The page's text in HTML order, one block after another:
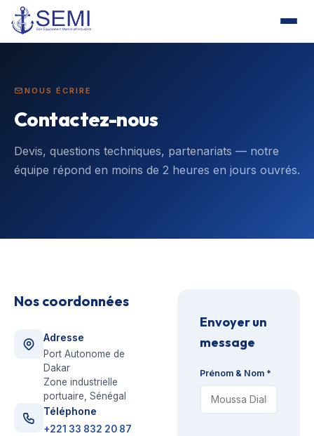
NOUS ÉCRIRE
Contactez-nous
Devis, questions techniques, partenariats — notre
équipe répond en moins de 2 heures en jours ouvrés.
Nos coordonnées
Adresse
Port Autonome de
Dakar
Zone industrielle
portuaire, Sénégal
Téléphone
+221 33 832 20 87
Envoyer un
message
Prénom & Nom *